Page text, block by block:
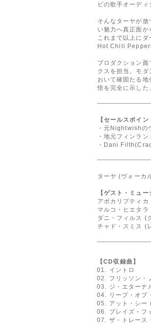
ビの歌手オーデ
そんなターヤが
い魅力へ真正面
これまで以上に
Hot Chili
プロダクション
クスを担当。モ
おいて確固たる
悟を完全に示した
【セールスポイン
・元Nightwishの
・地元フィンラ
・Dani
ターヤ (ヴォーカ
【ゲスト・ミュー
アポカリプティカ
マルコ・ヒエタ
ダニ・フィルス (
チャド・スミス (
【CD収録曲】
01. イントロ
02. フリッソン・
03. ジ・エターナ
04. リープ・オブ
05. アット・シー
06. ブレイズ・フ
07. ザ・トレース